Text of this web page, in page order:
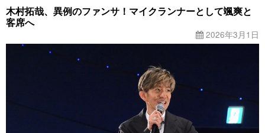
木村拓哉、異例のファンサ！マイクランナーとして颯爽と
客席へ
2026年3月1日